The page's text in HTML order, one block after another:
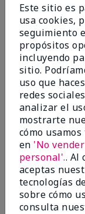
Best
EnviadoHace
por Sharon
deSummerville,
Comprador
Evaluado en
marykay.com/
Comentarios
Collection
I Love the
your make-up
smooth and
Este sitio es
usa cookies,
seguimiento
propósitos
incluyendo
sitio.
uso que
redes
analizar el
mostrarte
cómo
en 'No
personal'.. Al
aceptas
tecnologías
sobre cómo
consulta